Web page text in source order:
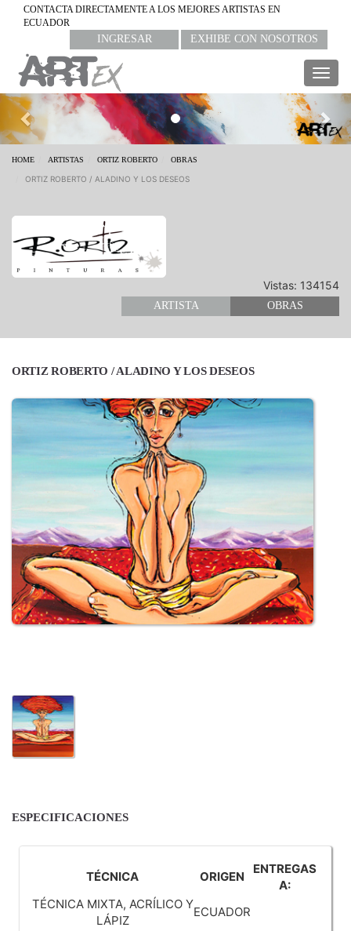
CONTACTA DIRECTAMENTE A LOS MEJORES ARTISTAS EN
ECUADOR
INGRESAR EXHIBE CON NOSOTROS
Previous
HOME ARTISTAS ORTIZ ROBERTO OBRAS
ORTIZ ROBERTO / ALADINO Y LOS DESEOS
Vistas: 134154
ARTISTA OBRAS
ORTIZ ROBERTO / ALADINO Y LOS DESEOS
ESPECIFICACIONES
TÉCNICA ORIGEN
ENTREGAS
A:
TÉCNICA MIXTA, ACRÍLICO Y
LÁPIZ
ECUADOR